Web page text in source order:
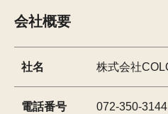
会社概要
社名 株式会社
電話番号 072-350-3144